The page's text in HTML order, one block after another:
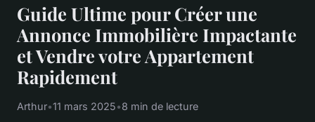
Guide Ultime pour Créer une
Annonce Immobilière Impactante
et Vendre votre Appartement
Rapidement
Arthur•11 mars 2025•8 min de lecture